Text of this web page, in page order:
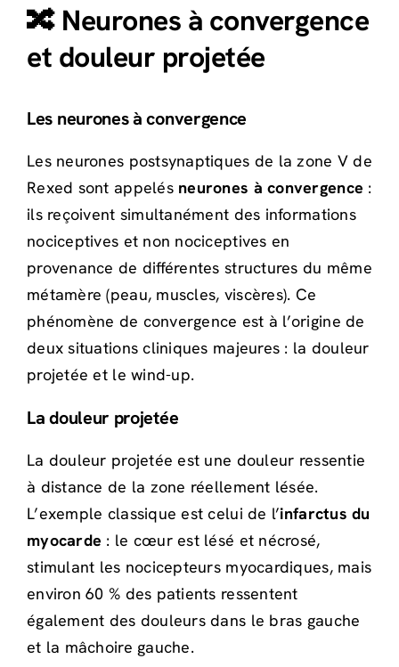
🔀 Neurones à convergence
et douleur projetée
Les neurones à convergence
Les neurones postsynaptiques de la zone V de
Rexed sont appelés neurones à convergence :
ils reçoivent simultanément des informations
nociceptives et non nociceptives en
provenance de différentes structures du même
métamère (peau, muscles, viscères). Ce
phénomène de convergence est à l’origine de
deux situations cliniques majeures : la douleur
projetée et le wind-up.
La douleur projetée
La douleur projetée est une douleur ressentie
à distance de la zone réellement lésée.
L’exemple classique est celui de l’infarctus du
myocarde : le cœur est lésé et nécrosé,
stimulant les nocicepteurs myocardiques, mais
environ 60 % des patients ressentent
également des douleurs dans le bras gauche
et la mâchoire gauche.